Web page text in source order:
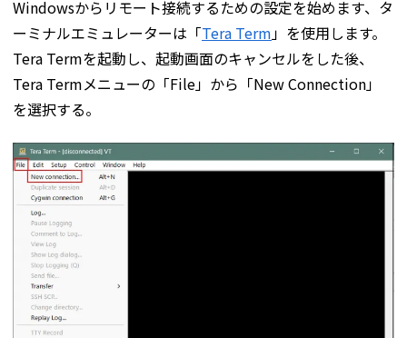
Windowsからリモート接続するための設定を始めます、タ
ーミナルエミュレーターは「Tera Term」を使用します。
Tera Termを起動し、起動画面のキャンセルをした後、
Tera Termメニューの「File」から「New Connection」
を選択する。